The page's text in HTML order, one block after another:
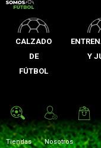
CALZADO
DE
FÚTBOL
Y
Tiendas Nosotros